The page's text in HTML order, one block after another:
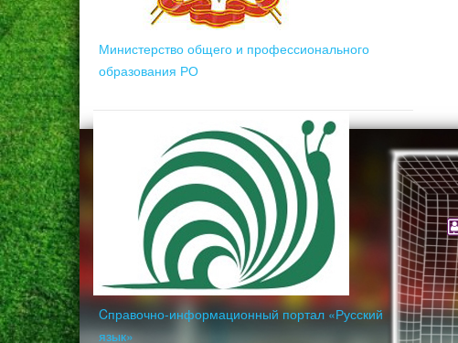
Министерство общего и профессионального
образования РО
Cправочно-информационный портал «Русский
язык»